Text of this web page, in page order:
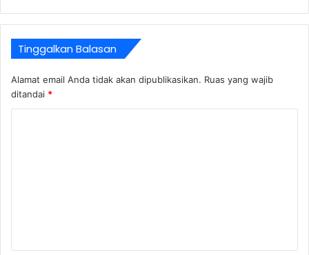
Tinggalkan Balasan
Alamat email Anda tidak akan dipublikasikan. Ruas yang wajib
ditandai *